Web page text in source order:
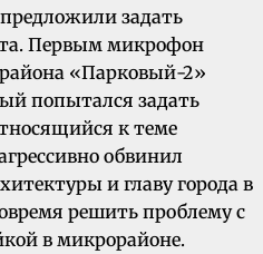
задать
Первым микрофон
«Парковый-2»
попытался задать
к теме
обвинил
и главу города в
решить проблему с
в микрорайоне.